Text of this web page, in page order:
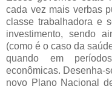
cada vez mais verbas
classe trabalhadora e
investimento, sendo
(como é o caso da
quando em
econômicas. Desenha-
novo Plano Nacional